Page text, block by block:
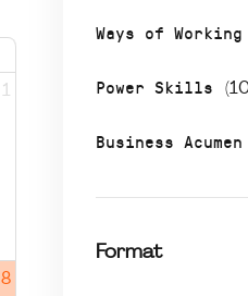
Ways of Working
Power Skills
Business Acumen
Format
1
8